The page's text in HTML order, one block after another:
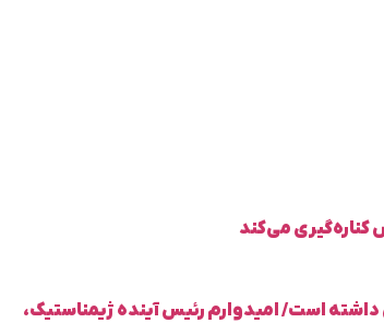
کناره‌گیری می‌کند
است/ امیدوارم رئیس آینده ژیمناستیک،